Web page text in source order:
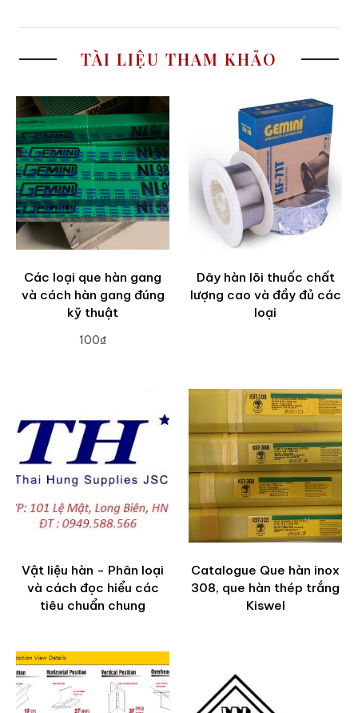
TÀI LIỆU THAM KHẢO
Các loại que hàn gang
và cách hàn gang đúng
kỹ thuật
100₫
Dây hàn lõi thuốc chất
lượng cao và đầy đủ các
loại
Vật liệu hàn - Phân loại
và cách đọc hiểu các
tiêu chuẩn chung
Catalogue Que hàn inox
308, que hàn thép trắng
Kiswel